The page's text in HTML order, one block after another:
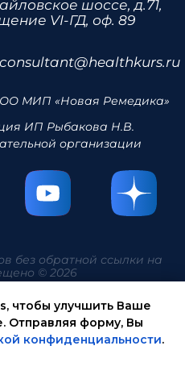
АСИЗ
чтобы улучшить Ваше
Отправляя форму, Вы
конфиденциальности.